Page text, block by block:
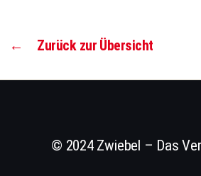
← Zurück zur Übersicht
© 2024 Zwiebel – Das